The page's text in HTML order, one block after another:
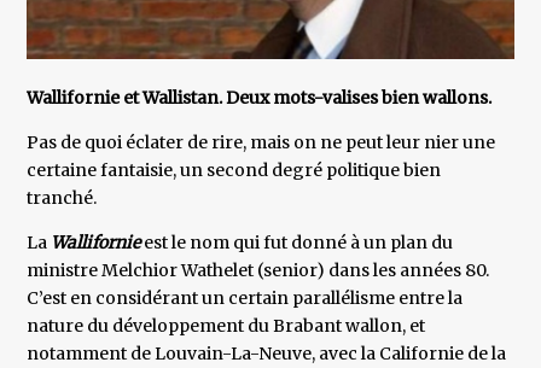
Wallifornie et Wallistan. Deux mots-valises bien wallons.
Pas de quoi éclater de rire, mais on ne peut leur nier une
certaine fantaisie, un second degré politique bien
tranché.
La Wallifornieest le nom qui fut donné à un plan du
ministre Melchior Wathelet (senior) dans les années 80.
C’est en considérant un certain parallélisme entre la
nature du développement du Brabant wallon, et
notamment de Louvain-La-Neuve, avec la Californie de la